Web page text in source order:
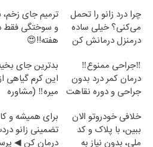
چرا درد زانو را تحمل
می‌کنی؟ خیلی ساده
درمنزل درمانش کن
ترمیم جای زخم،
هفته!!😍
‼️جراحی ممنوع‼️
درمان کمر درد بدون
جراحی و دوره نقاهت
بدترین جای
این کرم گیاهی
میره‼️ (مشاوره
خلافی خودروتو الان
ببین، با پلاک و کد
ملی، بدون نیاز به
برای همیشه و
تضمینی زانو
درمان کن ◀